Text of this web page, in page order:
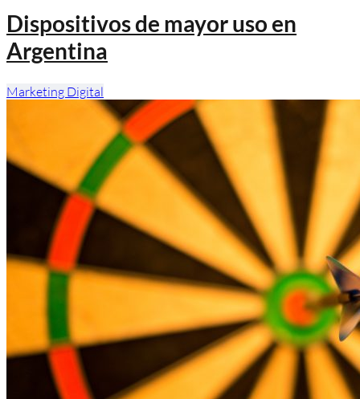
Dispositivos de mayor uso en
Argentina
Marketing Digital